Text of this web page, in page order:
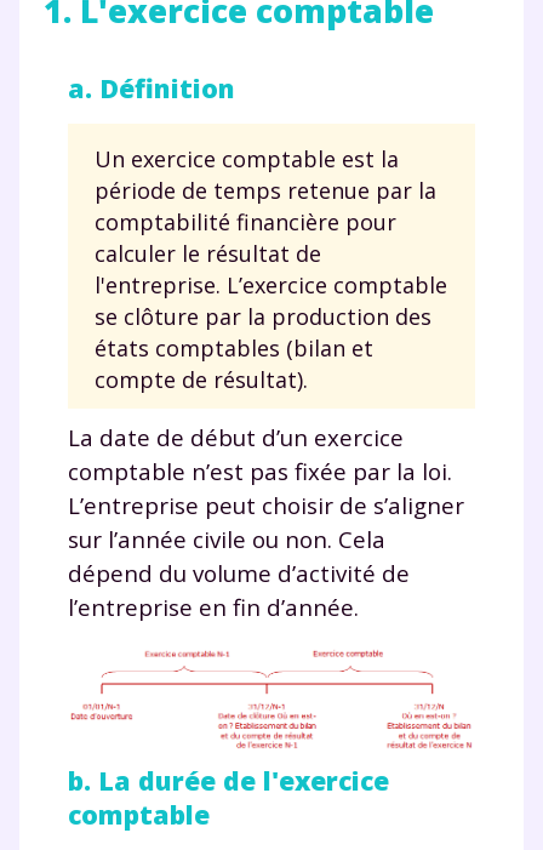
1. L'exercice comptable
a. Définition
Un exercice comptable est la
période de temps retenue par la
comptabilité financière pour
calculer le résultat de
l'entreprise. L’exercice comptable
se clôture par la production des
états comptables (bilan et
compte de résultat).
La date de début d’un exercice
comptable n’est pas fixée par la loi.
L’entreprise peut choisir de s’aligner
sur l’année civile ou non. Cela
dépend du volume d’activité de
l’entreprise en fin d’année.
b. La durée de l'exercice
comptable